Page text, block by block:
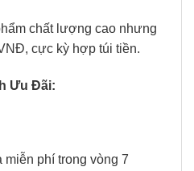
chất lượng cao nhưng
cực kỳ hợp túi tiền.
Ưu Đãi:
phí trong vòng 7